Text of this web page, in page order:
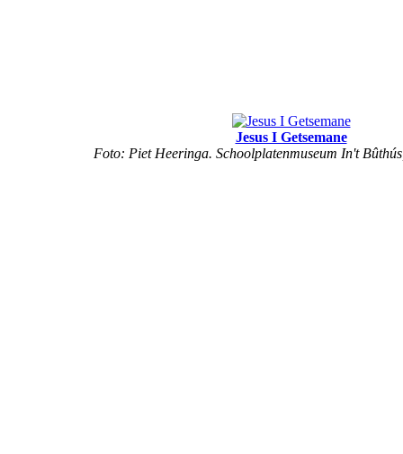
Jesus I Getsemane
Foto: Piet Heeringa. Schoolplatenmuseum In't